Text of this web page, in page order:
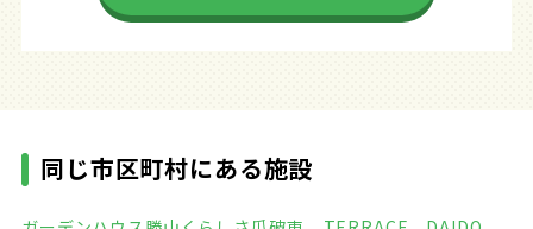
同じ市区町村にある施設